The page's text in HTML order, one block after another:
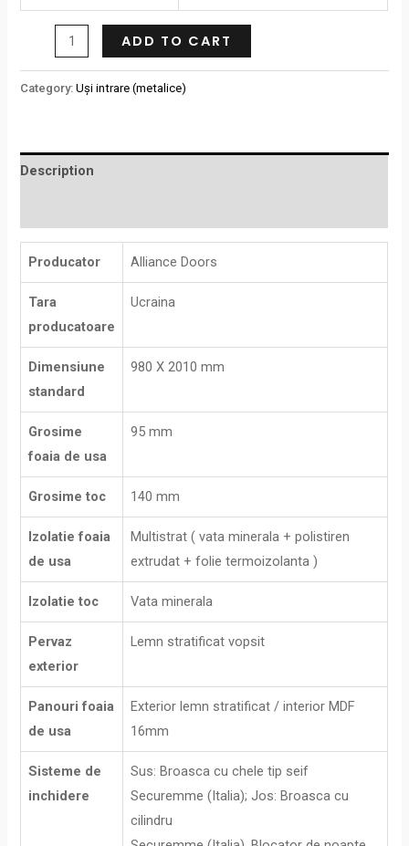
ADD TO CART
Category:Uși intrare (metalice)
Description
Producator Alliance Doors
Tara
producatoare
Ucraina
Dimensiune
standard
980 X 2010 mm
Grosime
foaia de usa
95 mm
Grosime toc 140 mm
Izolatie foaia
de usa
Multistrat ( vata minerala + polistiren
extrudat + folie termoizolanta )
Izolatie toc Vata minerala
Pervaz
exterior
Lemn stratificat vopsit
Panouri foaia
de usa
Exterior lemn stratificat / interior MDF
16mm
Sisteme de
inchidere
Sus: Broasca cu chele tip seif
Securemme (Italia); Jos: Broasca cu
cilindru